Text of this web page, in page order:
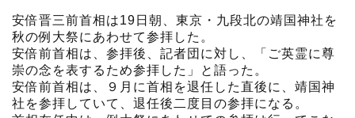
安倍晋三前首相は19日朝、東京・九段北の靖国神社を
秋の例大祭にあわせて参拝した。
安倍前首相は、参拝後、記者団に対し、「ご英霊に尊
崇の念を表するため参拝した」と語った。
安倍前首相は、９月に首相を退任した直後に、靖国神
社を参拝していて、退任後二度目の参拝になる。